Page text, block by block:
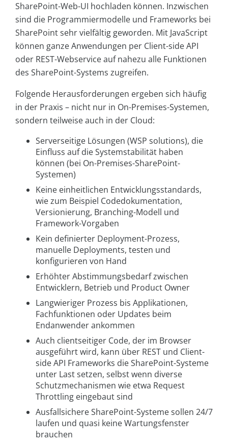
SharePoint-Web-UI hochladen können. Inzwischen
sind die Programmiermodelle und Frameworks bei
SharePoint sehr vielfältig geworden. Mit JavaScript
können ganze Anwendungen per Client-side API
oder REST-Webservice auf nahezu alle Funktionen
des SharePoint-Systems zugreifen.
Folgende Herausforderungen ergeben sich häufig
in der Praxis – nicht nur in On-Premises-Systemen,
sondern teilweise auch in der Cloud:
Serverseitige Lösungen (WSP solutions), die
Einfluss auf die Systemstabilität haben
können (bei On-Premises-SharePoint-
Systemen)
Keine einheitlichen Entwicklungsstandards,
wie zum Beispiel Codedokumentation,
Versionierung, Branching-Modell und
Framework-Vorgaben
Kein definierter Deployment-Prozess,
manuelle Deployments, testen und
konfigurieren von Hand
Erhöhter Abstimmungsbedarf zwischen
Entwicklern, Betrieb und Product Owner
Langwieriger Prozess bis Applikationen,
Fachfunktionen oder Updates beim
Endanwender ankommen
Auch clientseitiger Code, der im Browser
ausgeführt wird, kann über REST und Client-
side API Frameworks die SharePoint-Systeme
unter Last setzen, selbst wenn diverse
Schutzmechanismen wie etwa Request
Throttling eingebaut sind
Ausfallsichere SharePoint-Systeme sollen 24/7
laufen und quasi keine Wartungsfenster
brauchen